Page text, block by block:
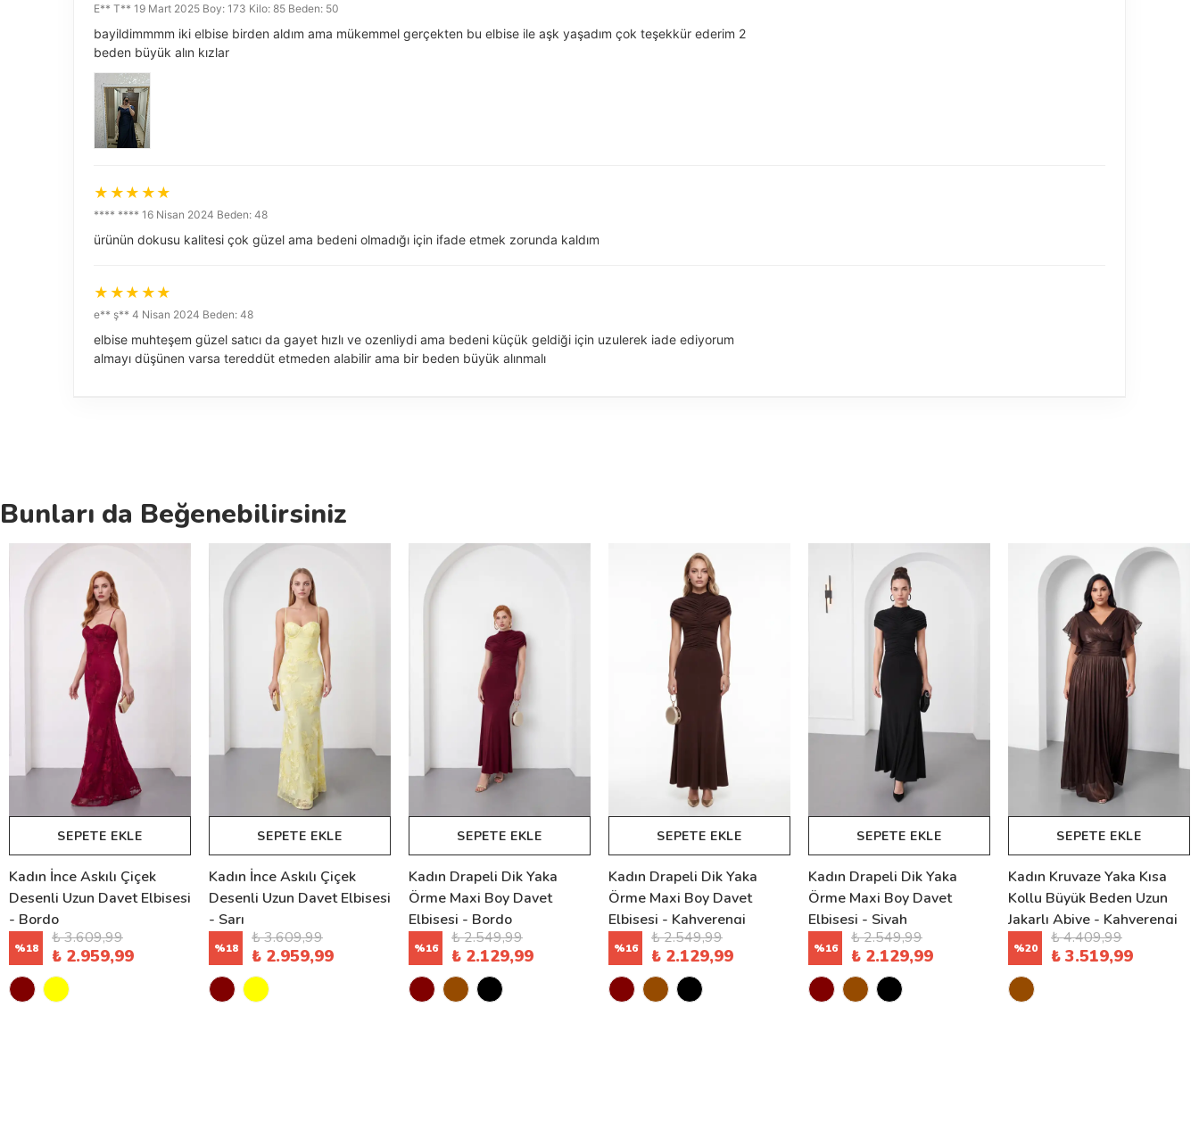
E** T** 19 Mart 2025 Boy: 173 Kilo: 85 Beden: 50
bayildimmmm iki elbise birden aldım ama mükemmel gerçekten bu elbise ile aşk yaşadım çok teşekkür ederim 2
beden büyük alın kızlar
**** **** 16 Nisan 2024 Beden: 48
ürünün dokusu kalitesi çok güzel ama bedeni olmadığı için ifade etmek zorunda kaldım
e** ş** 4 Nisan 2024 Beden: 48
elbise muhteşem güzel satıcı da gayet hızlı ve ozenliydi ama bedeni küçük geldiği için uzulerek iade ediyorum
almayı düşünen varsa tereddüt etmeden alabilir ama bir beden büyük alınmalı
Bunları da Beğenebilirsiniz
SEPETE EKLE
Kadın İnce Askılı Çiçek
Desenli Uzun Davet Elbisesi
- Bordo
%18
₺ 3.609,99
₺ 2.959,99
SEPETE EKLE
Kadın İnce Askılı Çiçek
Desenli Uzun Davet Elbisesi
- Sarı
%18
₺ 3.609,99
₺ 2.959,99
SEPETE EKLE
Kadın Drapeli Dik Yaka
Örme Maxi Boy Davet
Elbisesi - Bordo
%16
₺ 2.549,99
₺ 2.129,99
SEPETE EKLE
Kadın Drapeli Dik Yaka
Örme Maxi Boy Davet
Elbisesi - Kahverengi
%16
₺ 2.549,99
₺ 2.129,99
SEPETE EKLE
Kadın Drapeli Dik Yaka
Örme Maxi Boy Davet
Elbisesi - Siyah
%16
₺ 2.549,99
₺ 2.129,99
SEPETE EKLE
Kadın Kruvaze Yaka Kısa
Kollu Büyük Beden Uzun
Jakarlı Abiye - Kahverengi
%20
₺ 4.409,99
₺ 3.519,99